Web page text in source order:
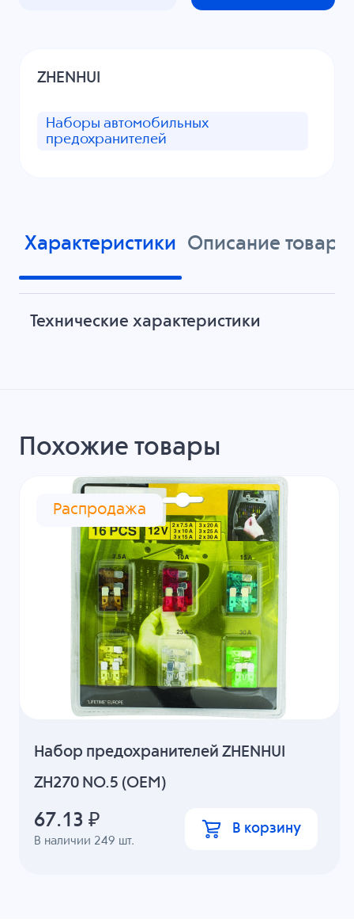
ZHENHUI
Наборы автомобильных
предохранителей
Характеристики Описание товара
Технические характеристики
Похожие товары
Распродажа
Набор предохранителей ZHENHUI
ZH270 NO.5 (OEM)
В наличии 249 шт.
67.13 ₽ В корзину